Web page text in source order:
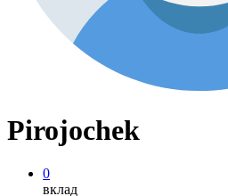
Pirojochek
0
вклад